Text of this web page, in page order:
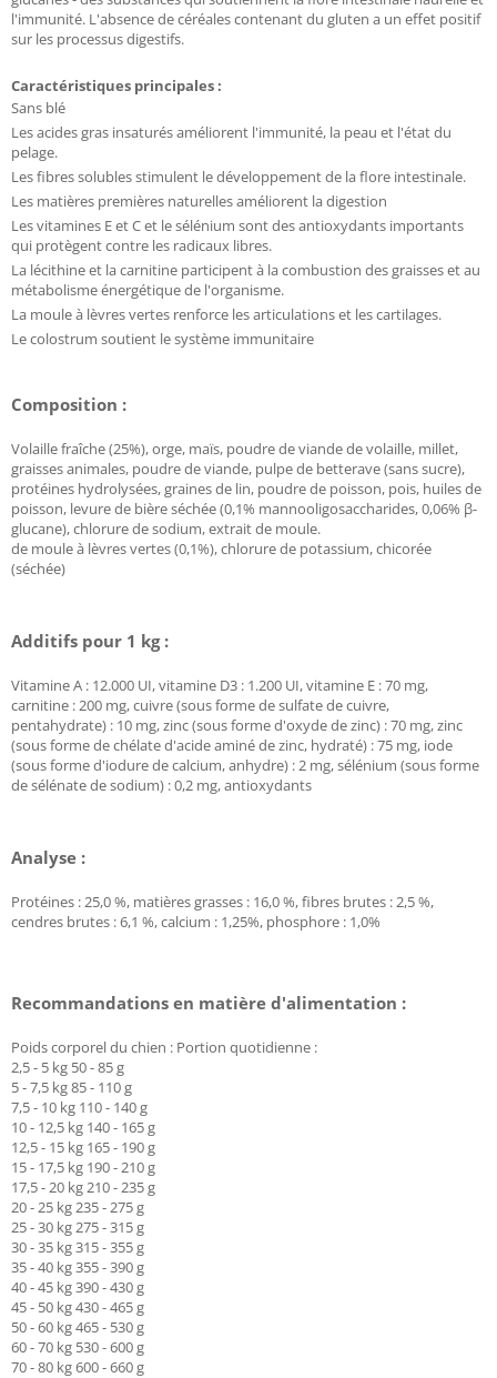
l'immunité. L'absence de céréales contenant du gluten a un effet positif
sur les processus digestifs.
Caractéristiques principales :
Sans blé
Les acides gras insaturés améliorent l'immunité, la peau et l'état du
pelage.
Les fibres solubles stimulent le développement de la flore intestinale.
Les matières premières naturelles améliorent la digestion
Les vitamines E et C et le sélénium sont des antioxydants importants
qui protègent contre les radicaux libres.
La lécithine et la carnitine participent à la combustion des graisses et au
métabolisme énergétique de l'organisme.
La moule à lèvres vertes renforce les articulations et les cartilages.
Le colostrum soutient le système immunitaire
Composition :
Volaille fraîche (25%), orge, maïs, poudre de viande de volaille, millet,
graisses animales, poudre de viande, pulpe de betterave (sans sucre),
protéines hydrolysées, graines de lin, poudre de poisson, pois, huiles de
poisson, levure de bière séchée (0,1% mannooligosaccharides, 0,06% β-
glucane), chlorure de sodium, extrait de moule.
de moule à lèvres vertes (0,1%), chlorure de potassium, chicorée
(séchée)
Additifs pour 1 kg :
Vitamine A : 12.000 UI, vitamine D3 : 1.200 UI, vitamine E : 70 mg,
carnitine : 200 mg, cuivre (sous forme de sulfate de cuivre,
pentahydrate) : 10 mg, zinc (sous forme d'oxyde de zinc) : 70 mg, zinc
(sous forme de chélate d'acide aminé de zinc, hydraté) : 75 mg, iode
(sous forme d'iodure de calcium, anhydre) : 2 mg, sélénium (sous forme
de sélénate de sodium) : 0,2 mg, antioxydants
Analyse :
Protéines : 25,0 %, matières grasses : 16,0 %, fibres brutes : 2,5 %,
cendres brutes : 6,1 %, calcium : 1,25%, phosphore : 1,0%
Recommandations en matière d'alimentation :
Poids corporel du chien : Portion quotidienne :
2,5 - 5 kg 50 - 85 g
5 - 7,5 kg 85 - 110 g
7,5 - 10 kg 110 - 140 g
10 - 12,5 kg 140 - 165 g
12,5 - 15 kg 165 - 190 g
15 - 17,5 kg 190 - 210 g
17,5 - 20 kg 210 - 235 g
20 - 25 kg 235 - 275 g
25 - 30 kg 275 - 315 g
30 - 35 kg 315 - 355 g
35 - 40 kg 355 - 390 g
40 - 45 kg 390 - 430 g
45 - 50 kg 430 - 465 g
50 - 60 kg 465 - 530 g
60 - 70 kg 530 - 600 g
70 - 80 kg 600 - 660 g